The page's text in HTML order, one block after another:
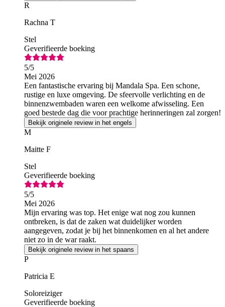
R
Rachna T
Stel
Geverifieerde boeking
5/5
Mei 2026
Een fantastische ervaring bij Mandala Spa. Een schone,
rustige en luxe omgeving. De sfeervolle verlichting en de
binnenzwembaden waren een welkome afwisseling. Een
goed bestede dag die voor prachtige herinneringen zal zorgen!
Bekijk originele review in het engels
M
Maitte F
Stel
Geverifieerde boeking
5/5
Mei 2026
Mijn ervaring was top. Het enige wat nog zou kunnen
ontbreken, is dat de zaken wat duidelijker worden
aangegeven, zodat je bij het binnenkomen en al het andere
niet zo in de war raakt.
Bekijk originele review in het spaans
P
Patricia E
Soloreiziger
Geverifieerde boeking